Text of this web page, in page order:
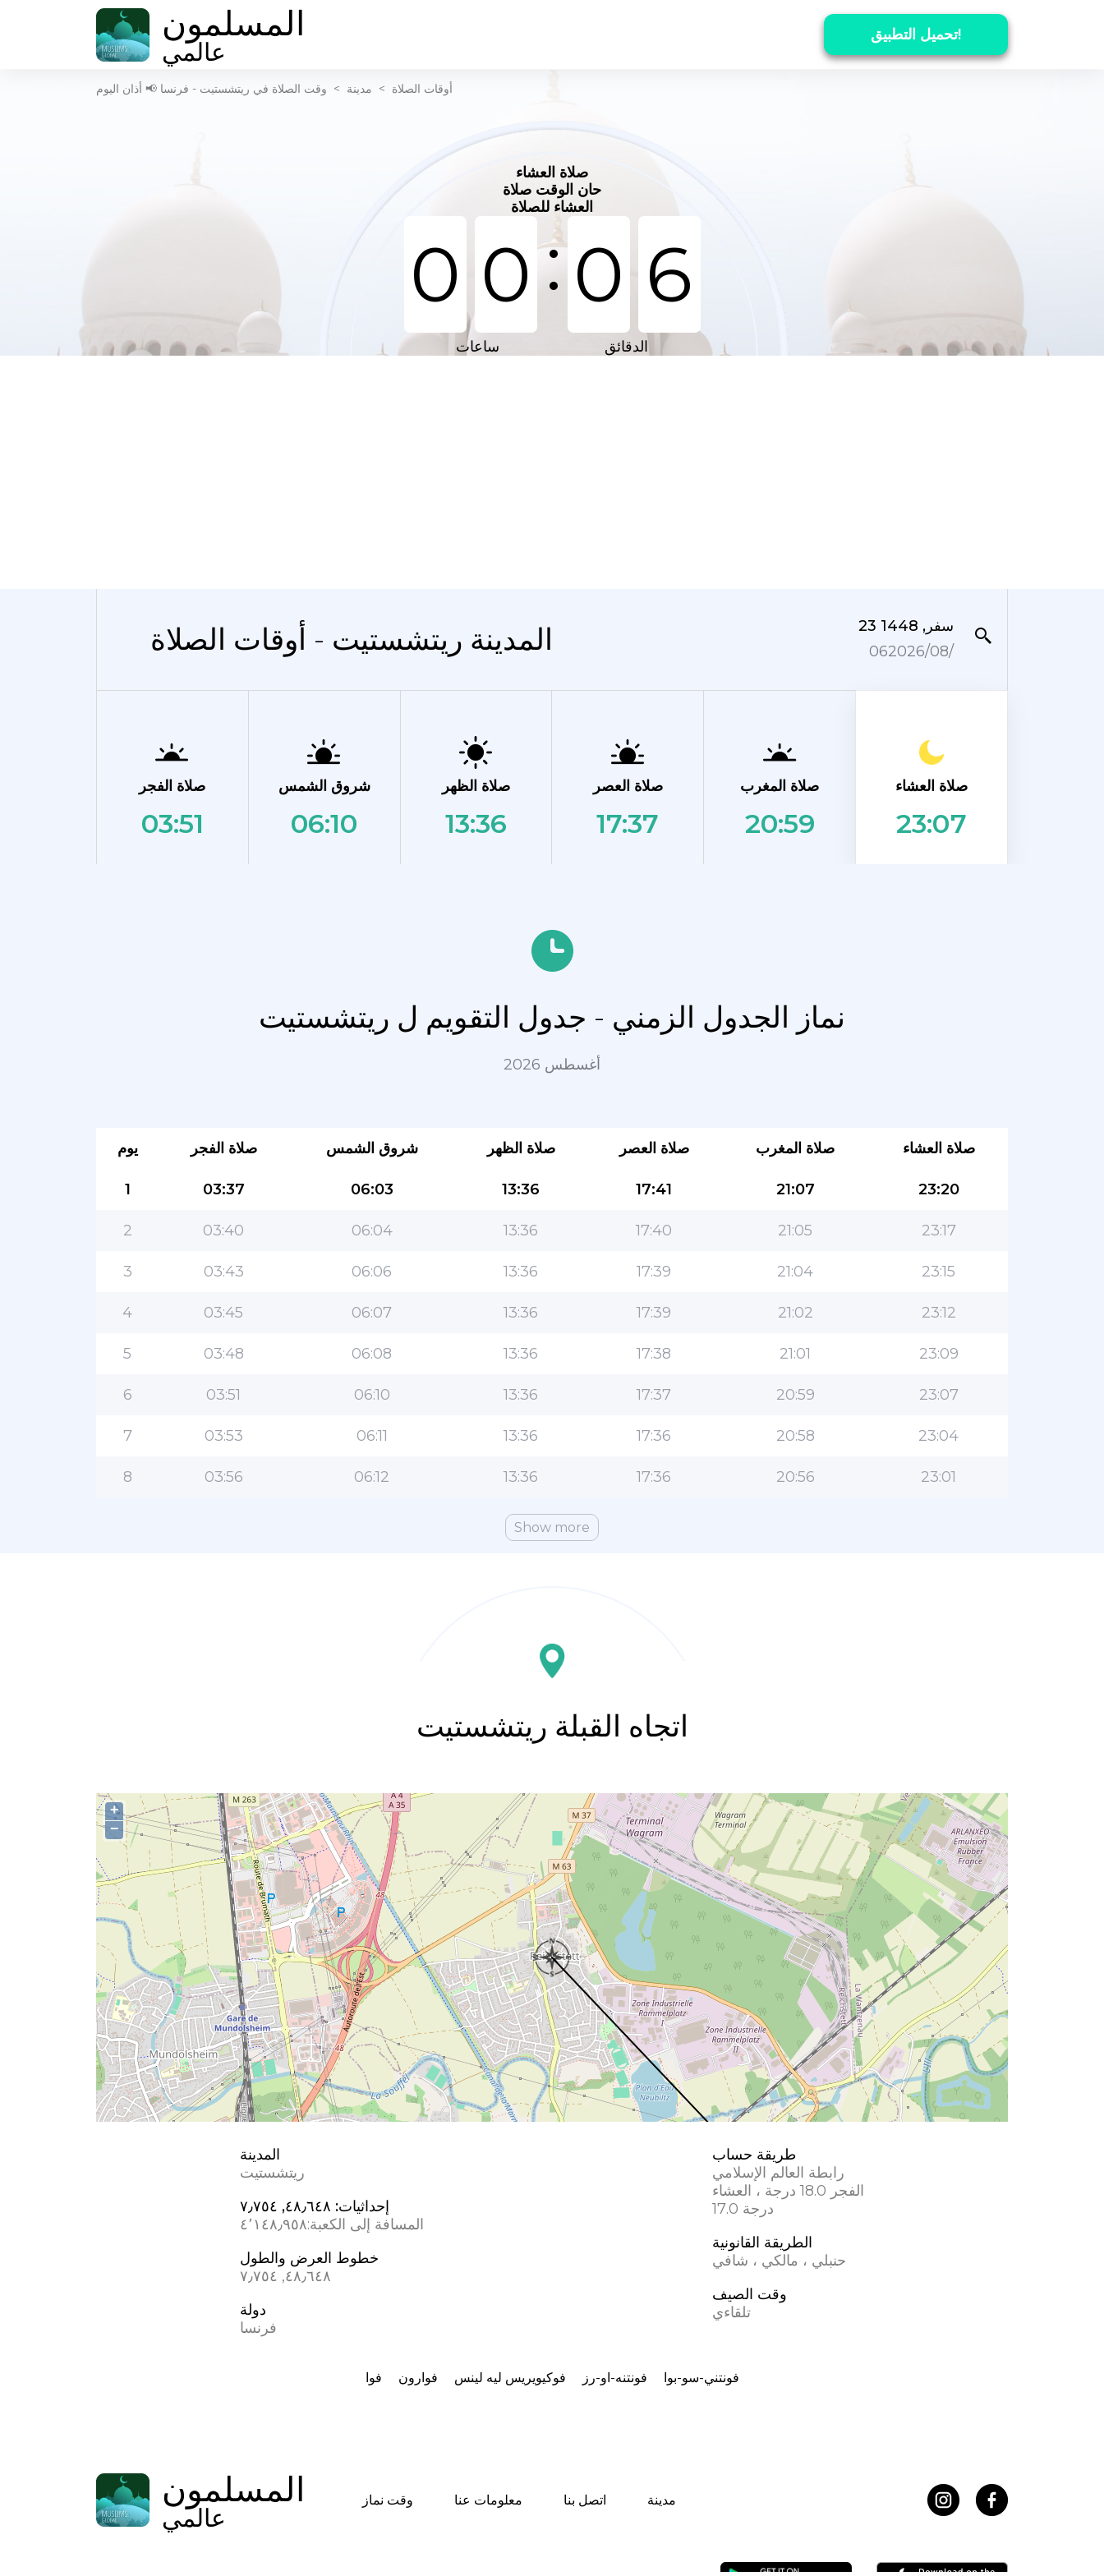
المسلمون
عالمي تحميل التطبيق!
أوقات الصلاة > مدينة > وقت الصلاة في ريتشستيت - فرنسا 📢 أذان اليوم
صلاة العشاء
حان الوقت صلاة
العشاء للصلاة
0 0:0 6
ساعات الدقائق
المدينة ريتشستيت - أوقات الصلاة
23 سفر, 1448
06‏/08‏/2026
صلاة الفجر
03:51
شروق الشمس
06:10
صلاة الظهر
13:36
صلاة العصر
17:37
صلاة المغرب
20:59
صلاة العشاء
23:07
نماز الجدول الزمني - جدول التقويم ل ريتشستيت
أغسطس 2026
يوم صلاة الفجر شروق الشمس صلاة الظهر صلاة العصر صلاة المغرب صلاة العشاء
1 03:37 06:03 13:36 17:41 21:07 23:20
2 03:40 06:04 13:36 17:40 21:05 23:17
3 03:43 06:06 13:36 17:39 21:04 23:15
4 03:45 06:07 13:36 17:39 21:02 23:12
5 03:48 06:08 13:36 17:38 21:01 23:09
6 03:51 06:10 13:36 17:37 20:59 23:07
7 03:53 06:11 13:36 17:36 20:58 23:04
8 03:56 06:12 13:36 17:36 20:56 23:01
Show more
اتجاه القبلة ريتشستيت
+
−
المدينة
ريتشستيت
إحداثيات: ٤٨٫٦٤٨, ٧٫٧٥٤
المسافة إلى الكعبة:٤٬١٤٨٫٩٥٨
خطوط العرض والطول
٤٨٫٦٤٨, ٧٫٧٥٤
دولة
فرنسا
طريقة حساب
رابطة العالم الإسلامي
الفجر 18.0 درجة ، العشاء
17.0 درجة
الطريقة القانونية
حنبلي ، مالكي ، شافي
وقت الصيف
تلقاءي
فوا فوارون فوكيويريس ليه لينس فونتنه-او-رز فونتني-سو-بوا
المسلمون
عالمي وقت نماز معلومات عنا اتصل بنا مدينة
التطبيق الأكثر شعبية للمسلمين!
التطبيق الإسلامي الشهير لنمط الحياة ، مع ميزات سهلة